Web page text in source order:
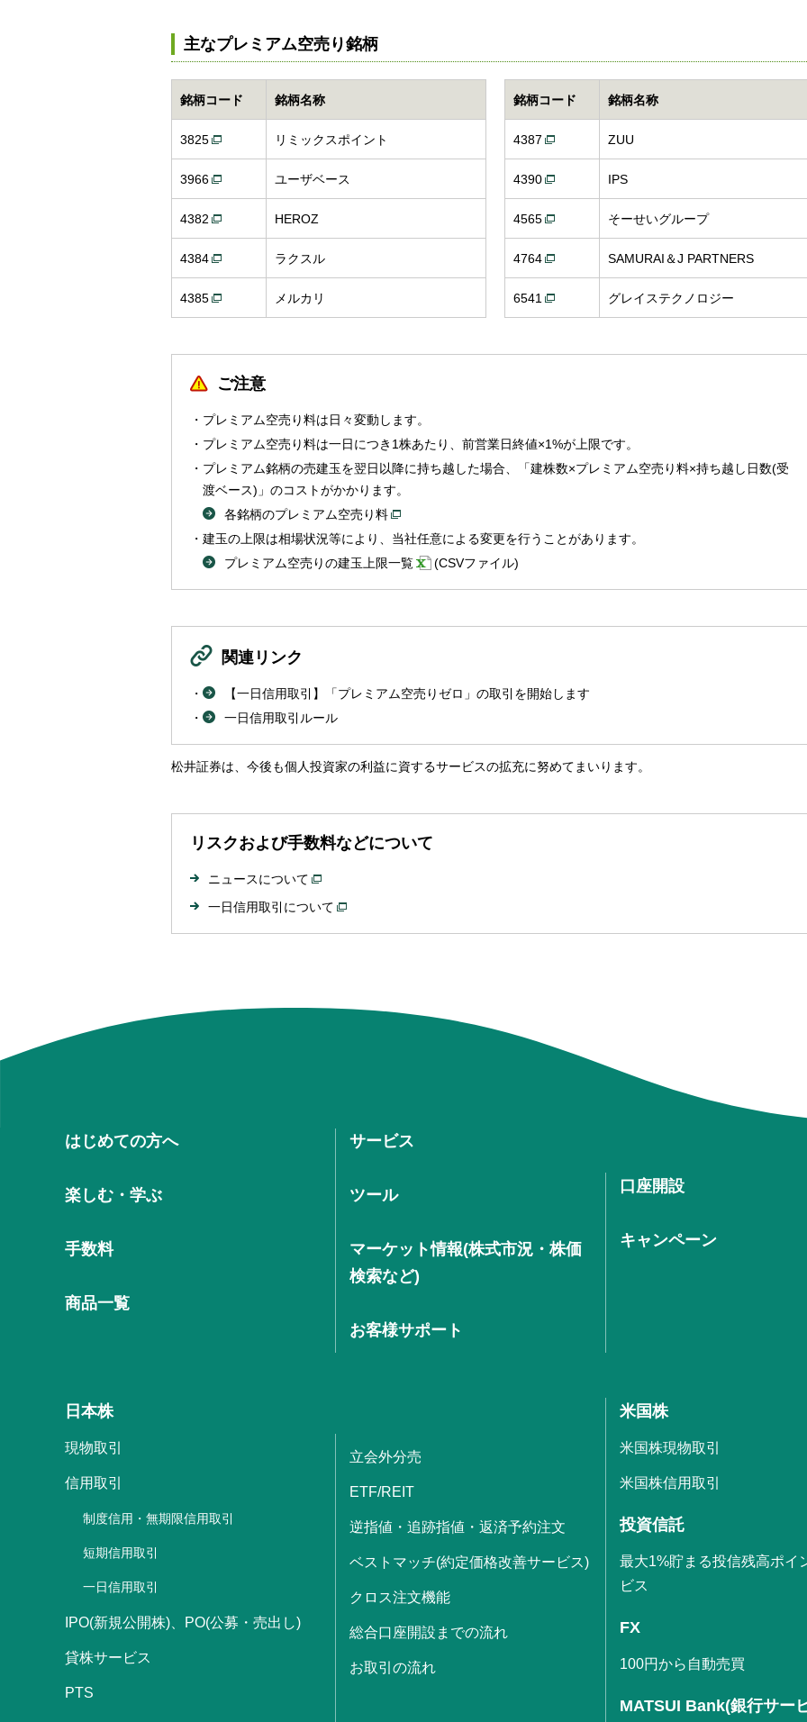
主なプレミアム空売り銘柄
銘柄コード 銘柄名称
3825 リミックスポイント
3966 ユーザベース
4382 HEROZ
4384 ラクスル
4385 メルカリ
銘柄コード 銘柄名称
4387 ZUU
4390 IPS
4565 そーせいグループ
4764 SAMURAI＆J PARTNERS
6541 グレイステクノロジー
ご注意
プレミアム空売り料は日々変動します。
プレミアム空売り料は一日につき1株あたり、前営業日終値×1%が上限です。
プレミアム銘柄の売建玉を翌日以降に持ち越した場合、「建株数×プレミアム空売り料×持ち越し日数(受
渡ベース)」のコストがかかります。
各銘柄のプレミアム空売り料
建玉の上限は相場状況等により、当社任意による変更を行うことがあります。
プレミアム空売りの建玉上限一覧
(CSVファイル)
関連リンク
【一日信用取引】「プレミアム空売りゼロ」の取引を開始します
一日信用取引ルール
松井証券は、今後も個人投資家の利益に資するサービスの拡充に努めてまいります。
リスクおよび手数料などについて
ニュースについて
一日信用取引について
はじめての方へ
楽しむ・学ぶ
手数料
商品一覧
サービス
ツール
マーケット情報(株式市況・株価
検索など)
お客様サポート
口座開設
キャンペーン
日本株
現物取引
信用取引
制度信用・無期限信用取引
短期信用取引
一日信用取引
IPO(新規公開株)、PO(公募・売出し)
貸株サービス
PTS
立会外分売
ETF/REIT
逆指値・追跡指値・返済予約注文
ベストマッチ(約定価格改善サービス)
クロス注文機能
総合口座開設までの流れ
お取引の流れ
米国株
米国株現物取引
米国株信用取引
投資信託
最大1%貯まる投信残高ポイ
ビス
FX
100円から自動売買
MATSUI Bank(銀行サー